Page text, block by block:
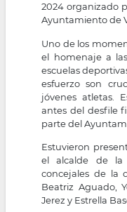
2024 organizado
Ayuntamiento de
Uno de los
el homenaje a
escuelas
esfuerzo son
jóvenes atletas.
antes del desfile
parte del
Estuvieron
el alcalde de la
concejales de la
Beatriz Aguado,
Jerez y Estrella